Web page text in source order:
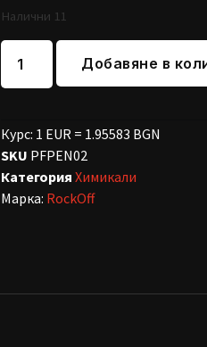
Налични 11
Добавяне в
Курс: 1 EUR = 1.95583 BGN
SKU PFPEN02
Категория Химикали
Марка: RockOff